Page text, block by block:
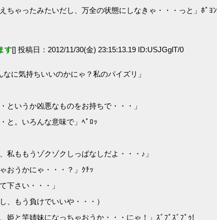
ちゃったみたいだし、万全の状態にしなきゃ・・・っと」ﾎﾟﾖﾝ
す[] 投稿日：2012/11/30(金) 23:15:13.19 ID:USJGglT/0
に気持ちいいのかにゃ？私のパイズリ」
というか凶悪なものをお持ちで・・・」
と。いろんな意味で」ﾍﾟﾛｯ
私ももうゾクゾクしっぱなしだよ・・・♪」
おうかにゃ・・・？」ｸﾁｯ
下さい・・・」
、もう負けでいいや・・・）
姫と竿姉妹になっちゃおうか・・・にゃ！」ｽﾞﾌﾟｽﾞﾌﾟｩ!